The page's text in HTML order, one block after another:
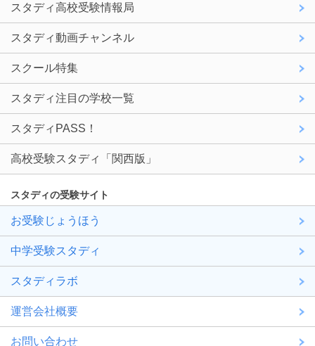
スタディ高校受験情報局
スタディ動画チャンネル
スクール特集
スタディ注目の学校一覧
スタディPASS！
高校受験スタディ「関西版」
スタディの受験サイト
お受験じょうほう
中学受験スタディ
スタディラボ
運営会社概要
お問い合わせ